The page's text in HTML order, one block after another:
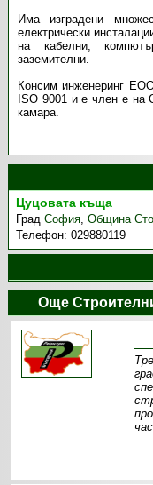
Има изградени
електрически
на кабелни,
заземителни.
Консим инженеринг
ISO 9001 и е член е на
камара.
Цуцовата къща
ГрадСофия,Община
Телефон:029880119
Още